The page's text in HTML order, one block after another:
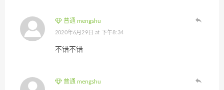
普通 mengshu
2020年6月29日 at 下午8:34
不错不错
普通 mengshu